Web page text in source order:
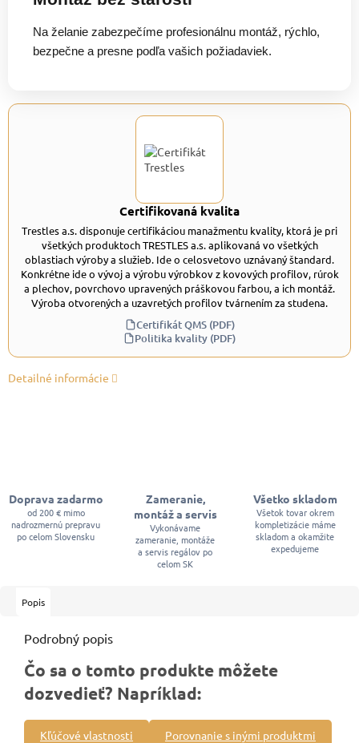
Na želanie zabezpečíme profesionálnu montáž, rýchlo,
bezpečne a presne podľa vašich požiadaviek.
Certifikovaná kvalita
Trestles a.s. disponuje certifikáciou manažmentu kvality, ktorá je pri
všetkých produktoch TRESTLES a.s. aplikovaná vo všetkých
oblastiach výroby a služieb. Ide o celosvetovo uznávaný štandard.
Konkrétne ide o vývoj a výrobu výrobkov z kovových profilov, rúrok
a plechov, povrchovo upravených práškovou farbou, a ich montáž.
Výroba otvorených a uzavretých profilov tvárnením za studena.
Certifikát QMS (PDF)
Politika kvality (PDF)
Detailné informácie
Doprava zadarmo
od 200 € mimo
nadrozmernú prepravu
po celom Slovensku
Zameranie,
montáž a servis
Vykonávame
zameranie, montáže
a servis regálov po
celom SK
Všetko skladom
Všetok tovar okrem
kompletizácie máme
skladom a okamžite
expedujeme
Popis
Podrobný popis
Čo sa o tomto produkte môžete
dozvedieť? Napríklad:
Kľúčové vlastnosti Porovnanie s inými produktmi